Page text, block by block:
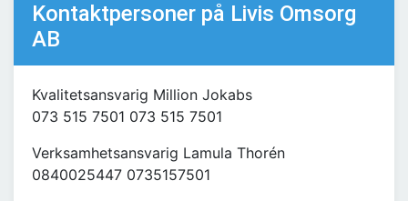
Kontaktpersoner på Livis Omsorg
AB
Kvalitetsansvarig Million Jokabs
073 515 7501 073 515 7501
Verksamhetsansvarig Lamula Thorén
0840025447 0735157501